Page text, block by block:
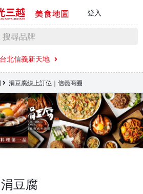
登入
台北信義新天地
涓豆腐線上訂位｜信義商圈
涓豆腐